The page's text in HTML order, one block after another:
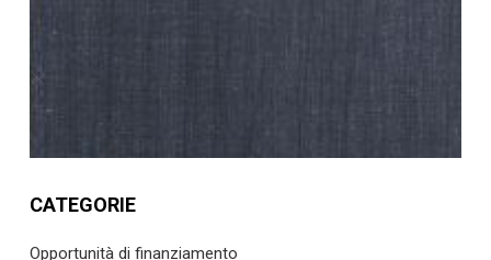
CATEGORIE
Opportunità di finanziamento